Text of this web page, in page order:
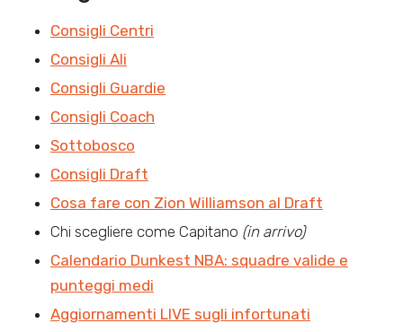
Consigli Centri
Consigli Ali
Consigli Guardie
Consigli Coach
Sottobosco
Consigli Draft
Cosa fare con Zion Williamson al Draft
Chi scegliere come Capitano (in arrivo)
Calendario Dunkest NBA: squadre valide e
punteggi medi
Aggiornamenti LIVE sugli infortunati